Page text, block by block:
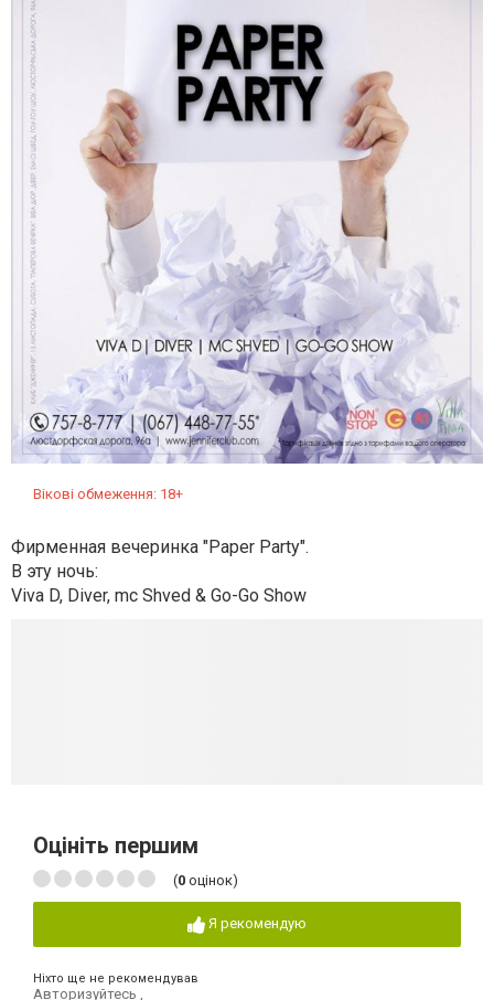
Вікові обмеження: 18+
Фирменная вечеринка "Paper Party".
В эту ночь:
Viva D, Diver, mc Shved & Go-Go Show
Оцініть першим
(0 оцінок)
Я рекомендую
Ніхто ще не рекомендував
Авторизуйтесь